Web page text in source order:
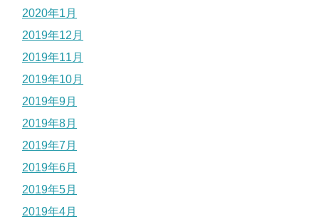
2020年1月
2019年12月
2019年11月
2019年10月
2019年9月
2019年8月
2019年7月
2019年6月
2019年5月
2019年4月